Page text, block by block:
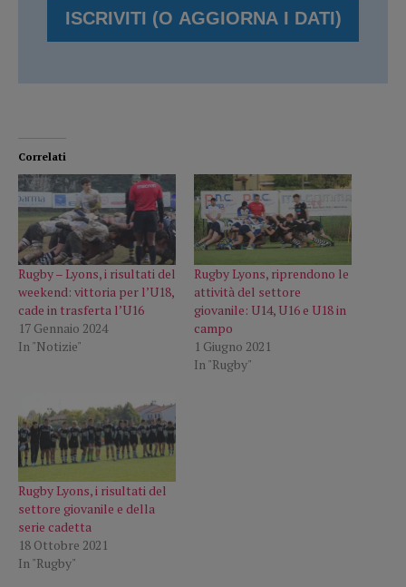
Correlati
Rugby – Lyons, i risultati del
weekend: vittoria per l’U18,
cade in trasferta l’U16
17 Gennaio 2024
In "Notizie"
Rugby Lyons, riprendono le
attività del settore
giovanile: U14, U16 e U18 in
campo
1 Giugno 2021
In "Rugby"
Rugby Lyons, i risultati del
settore giovanile e della
serie cadetta
18 Ottobre 2021
In "Rugby"